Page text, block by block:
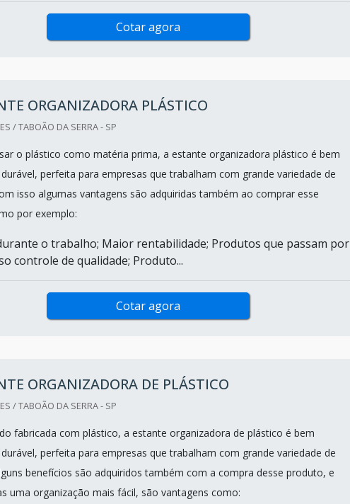
Cotar agora
ORGANIZADORA PLÁSTICO
/ TABOÃO DA SERRA - SP
o plástico como matéria prima, a estante organizadora plástico é bem
perfeita para empresas que trabalham com grande variedade de
isso algumas vantagens são adquiridas também ao comprar esse
por exemplo:
o trabalho; Maior rentabilidade; Produtos que passam por
controle de qualidade; Produto...
Cotar agora
ORGANIZADORA DE PLÁSTICO
/ TABOÃO DA SERRA - SP
fabricada com plástico, a estante organizadora de plástico é bem
perfeita para empresas que trabalham com grande variedade de
benefícios são adquiridos também com a compra desse produto, e
uma organização mais fácil, são vantagens como: